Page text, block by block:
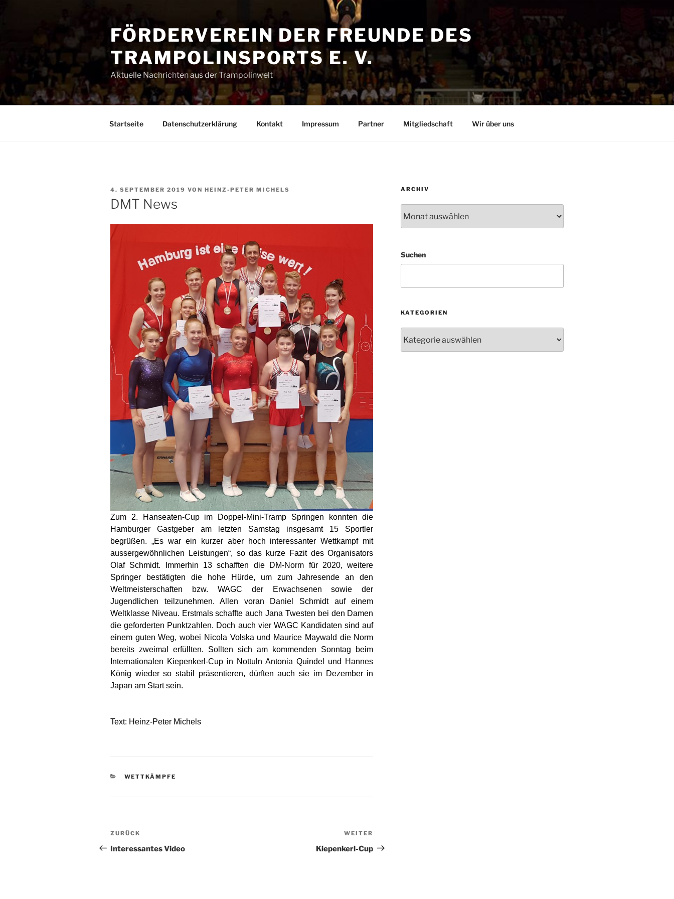
FÖRDERVEREIN DER FREUNDE DES
TRAMPOLINSPORTS E. V.
Aktuelle Nachrichten aus der Trampolinwelt
Startseite Datenschutzerklärung Kontakt Impressum Partner Mitgliedschaft Wir über uns
VERÖFFENTLICHT
AM
4. SEPTEMBER 2019 VON HEINZ-PETER MICHELS
DMT News
Zum 2. Hanseaten-Cup im Doppel-Mini-Tramp Springen konnten die
Hamburger Gastgeber am letzten Samstag insgesamt 15 Sportler
begrüßen. „Es war ein kurzer aber hoch interessanter Wettkampf mit
aussergewöhnlichen Leistungen“, so das kurze Fazit des Organisators
Olaf Schmidt. Immerhin 13 schafften die DM-Norm für 2020, weitere
Springer bestätigten die hohe Hürde, um zum Jahresende an den
Weltmeisterschaften bzw. WAGC der Erwachsenen sowie der
Jugendlichen teilzunehmen. Allen voran Daniel Schmidt auf einem
Weltklasse Niveau. Erstmals schaffte auch Jana Twesten bei den Damen
die geforderten Punktzahlen. Doch auch vier WAGC Kandidaten sind auf
einem guten Weg, wobei Nicola Volska und Maurice Maywald die Norm
bereits zweimal erfüllten. Sollten sich am kommenden Sonntag beim
Internationalen Kiepenkerl-Cup in Nottuln Antonia Quindel und Hannes
König wieder so stabil präsentieren, dürften auch sie im Dezember in
Japan am Start sein.
Text: Heinz-Peter Michels
KATEGORIEN
WETTKÄMPFE
Beitragsnavigation
Vorheriger
Beitrag
ZURÜCK
Interessantes Video
Beitrag
WEITER
Kiepenkerl-Cup
ARCHIV
Suchen
KATEGORIEN